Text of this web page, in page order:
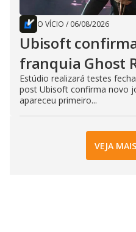
O VÍCIO / 06/08/2026
Ubisoft
franquia Ghost
Estúdio realizará testes
post Ubisoft confirma novo
apareceu primeiro...
VEJA